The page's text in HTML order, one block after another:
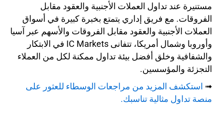
مستنيرة عند تداول العملات الأجنبية والعقود مقابل
الفروقات. مع فريق إداري يتمتع بخبرة كبيرة في أسواق
العملات الأجنبية والعقود مقابل الفروقات والأسهم عبر آسيا
وأوروبا وشمال أمريكا، تتفانى IC Markets في الابتكار
والشفافية وخلق أفضل بيئة تداول ممكنة لكل من العملاء
التجزئة والمؤسسين.
➟ استكشف المزيد من مراجعات الوسطاء للعثور على
منصة تداول مثالية تناسبك.